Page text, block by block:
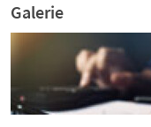
Galerie